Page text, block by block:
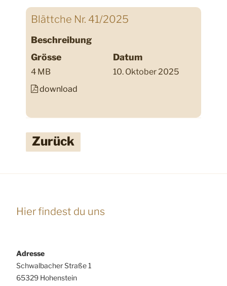
Blättche Nr. 41/2025
Beschreibung
Grösse
4 MB
Datum
10. Oktober 2025
download
Zurück
Hier findest du uns
Adresse
Schwalbacher Straße 1
65329 Hohenstein